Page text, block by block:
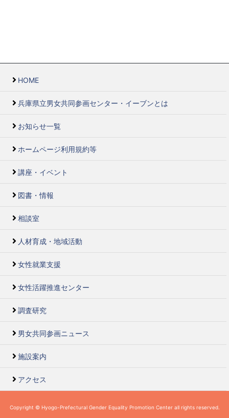
HOME
兵庫県立男女共同参画センター・イーブンとは
お知らせ一覧
ホームページ利用規約等
講座・イベント
図書・情報
相談室
人材育成・地域活動
女性就業支援
女性活躍推進センター
調査研究
男女共同参画ニュース
施設案内
アクセス
Copyright © Hyogo-Prefectural Gender Equality Promotion Center all rights reserved.